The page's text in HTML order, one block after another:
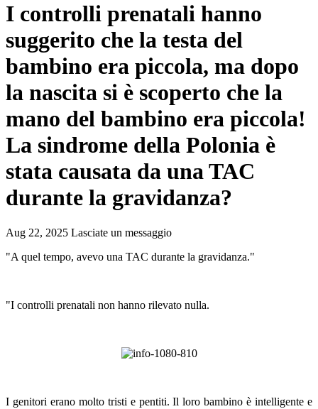
I controlli prenatali hanno
suggerito che la testa del
bambino era piccola, ma dopo
la nascita si è scoperto che la
mano del bambino era piccola!
La sindrome della Polonia è
stata causata da una TAC
durante la gravidanza?
Aug 22, 2025 Lasciate un messaggio
"A quel tempo, avevo una TAC durante la gravidanza."
"I controlli prenatali non hanno rilevato nulla.
I genitori erano molto tristi e pentiti. Il loro bambino è intelligente e